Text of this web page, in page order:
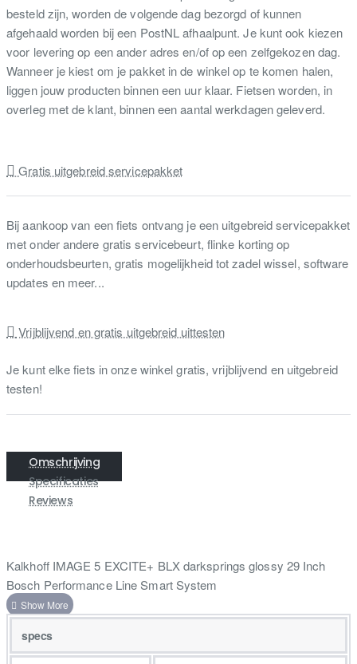
besteld zijn, worden de volgende dag bezorgd of kunnen
afgehaald worden bij een PostNL afhaalpunt. Je kunt ook kiezen
voor levering op een ander adres en/of op een zelfgekozen dag.
Wanneer je kiest om je pakket in de winkel op te komen halen,
liggen jouw producten binnen een uur klaar. Fietsen worden, in
overleg met de klant, binnen een aantal werkdagen geleverd.
Gratis uitgebreid servicepakket
Bij aankoop van een fiets ontvang je een uitgebreid servicepakket
met onder andere gratis servicebeurt, flinke korting op
onderhoudsbeurten, gratis mogelijkheid tot zadel wissel, software
updates en meer...
Vrijblijvend en gratis uitgebreid uittesten
Je kunt elke fiets in onze winkel gratis, vrijblijvend en uitgebreid
testen!
Omschrijving
Specificaties
Reviews
Kalkhoff IMAGE 5 EXCITE+ BLX darksprings glossy 29 Inch
Bosch Performance Line Smart System
specs